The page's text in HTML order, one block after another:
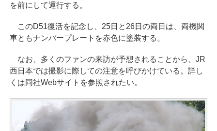
を前にして運行する。
このD51復活を記念し、25日と26日の両日は、両機関
車ともナンバープレートを赤色に塗装する。
なお、多くのファンの来訪が予想されることから、JR
西日本では撮影に際しての注意を呼びかけている。詳し
くは同社Webサイトを参照されたい。